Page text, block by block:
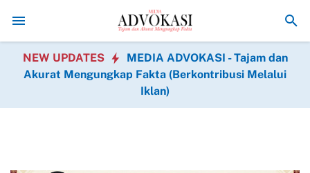
Warga Cukil Gotong Royong Siapkan Tenda Upacara Penuh
NEW UPDATES
MEDIA ADVOKASI - Tajam dan
Akurat Mengungkap Fakta (Berkontribusi Melalui
Iklan)